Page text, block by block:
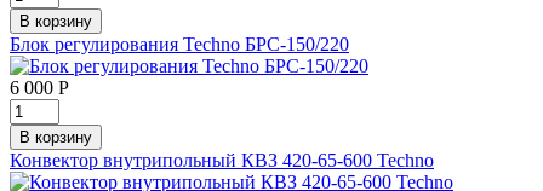
Блок регулирования Techno БРС-150/220
6 000 Р
Конвектор внутрипольный КВЗ 420-65-600 Techno